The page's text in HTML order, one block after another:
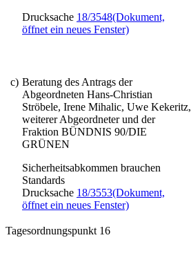
Drucksache 18/3548(Dokument,
öffnet ein neues Fenster)
c) Beratung des Antrags der
Abgeordneten Hans-Christian
Ströbele, Irene Mihalic, Uwe Kekeritz,
weiterer Abgeordneter und der
Fraktion BÜNDNIS 90/DIE
GRÜNEN
Sicherheitsabkommen brauchen
Standards
Drucksache 18/3553(Dokument,
öffnet ein neues Fenster)
Tagesordnungspunkt 16